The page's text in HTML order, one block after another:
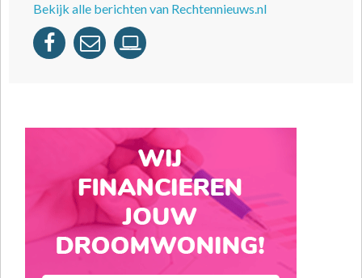
Bekijk alle berichten van Rechtennieuws.nl